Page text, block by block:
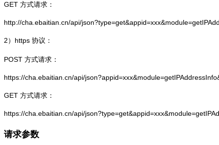
GET 方式请求：
http://cha.ebaitian.cn/api/
2） https 协议：
POST 方式请求：
https://cha.ebaitian.cn/api/
GET 方式请求：
https://cha.ebaitian.cn/api/
请求参数